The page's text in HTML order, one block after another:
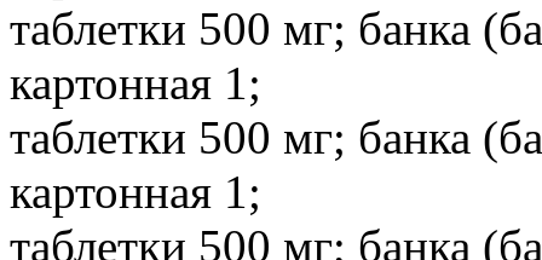
таблетки 500 мг; банка
картонная 1;
таблетки 500 мг; банка
картонная 1;
таблетки 500 мг; банка